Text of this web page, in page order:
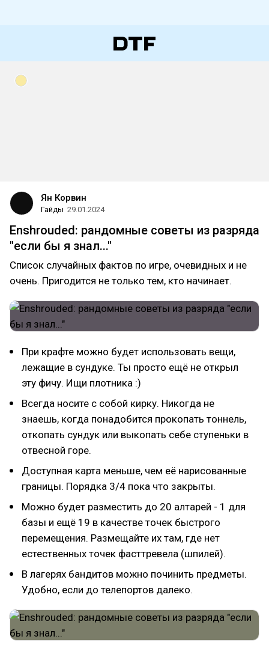
Ян Корвин
Гайды 29.01.2024
Enshrouded: рандомные советы из разряда
"если бы я знал..."
Список случайных фактов по игре, очевидных и не
очень. Пригодится не только тем, кто начинает.
При крафте можно будет использовать вещи,
лежащие в сундуке. Ты просто ещё не открыл
эту фичу. Ищи плотника :)
Всегда носите с собой кирку. Никогда не
знаешь, когда понадобится прокопать тоннель,
откопать сундук или выкопать себе ступеньки в
отвесной горе.
Доступная карта меньше, чем её нарисованные
границы. Порядка 3/4 пока что закрыты.
Можно будет разместить до 20 алтарей - 1 для
базы и ещё 19 в качестве точек быстрого
перемещения. Размещайте их там, где нет
естественных точек фасттревела (шпилей).
В лагерях бандитов можно починить предметы.
Удобно, если до телепортов далеко.